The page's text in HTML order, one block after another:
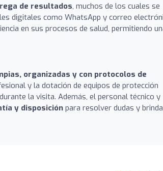
de resultados, muchos de los cuales se
digitales como WhatsApp y correo
en sus procesos de salud, permitiendo
organizadas y con protocolos de
y la dotación de equipos de protección
la visita. Además, el personal técnico y
y disposición para resolver dudas y